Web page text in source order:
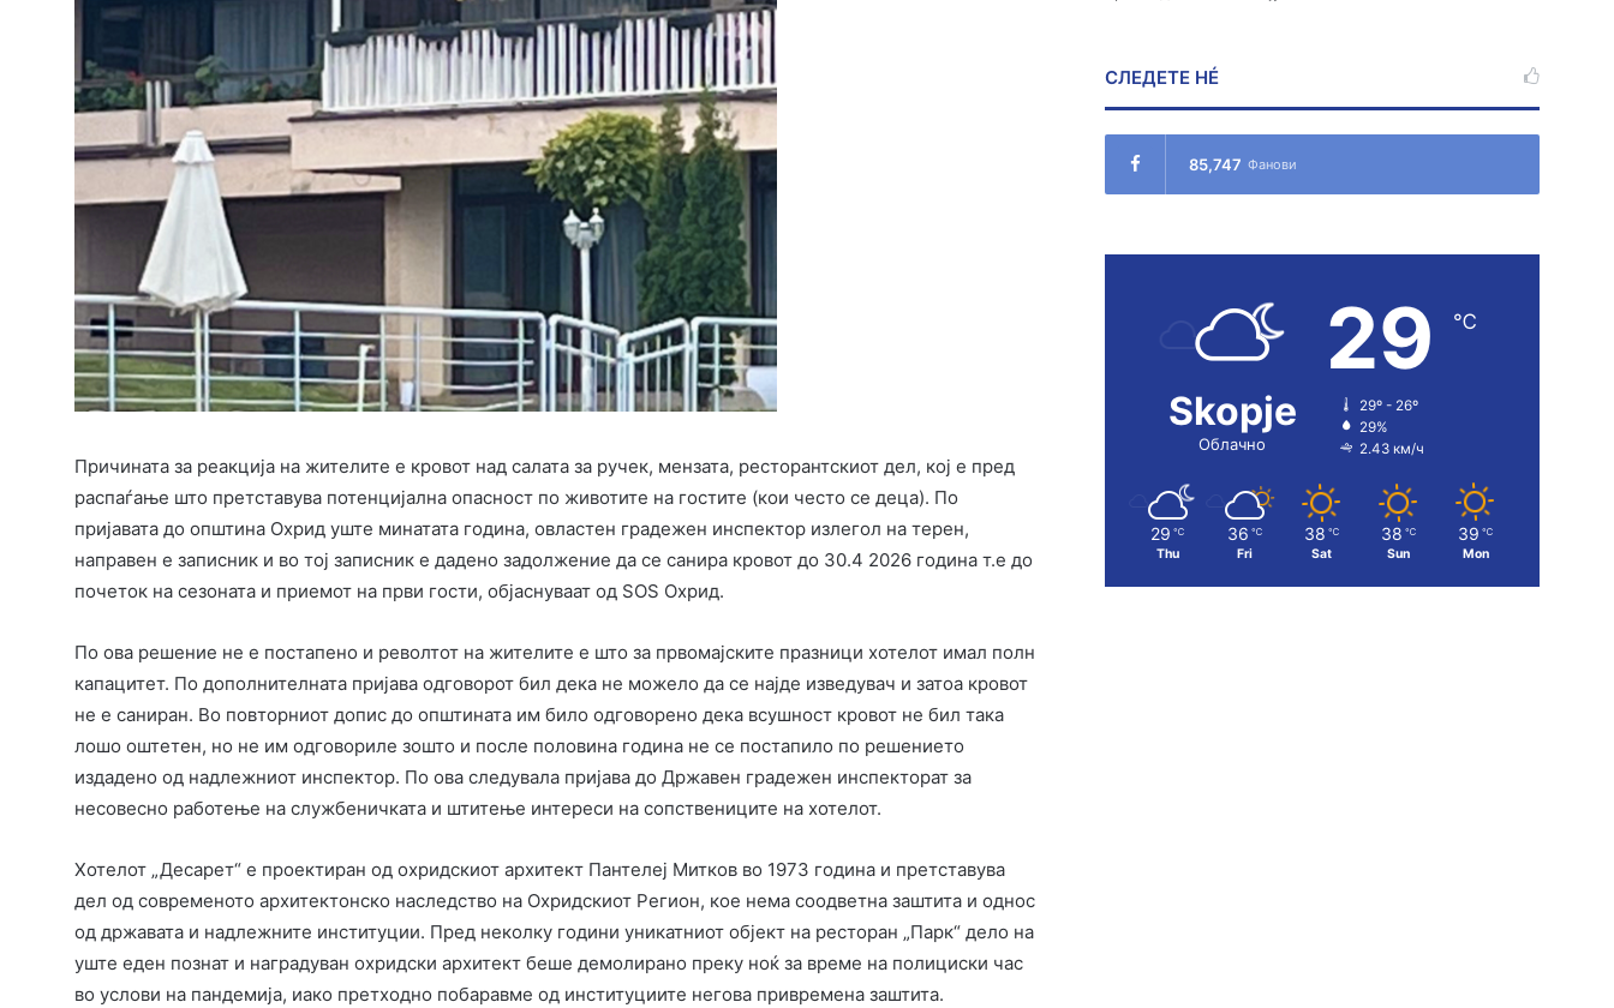
Причината за реакција на жителите е кровот над салата за ручек, мензата, ресторантскиот дел, кој е пред
распаѓање што претстaвува потенцијална опасност по животите на гостите (кои често се деца). По
пријавата до општина Охрид уште минатата година, овластен градежен инспектор излегол на терен,
направен е записник и во тој записник е дадено задолжение да се санира кровот до 30.4 2026 година т.е до
почеток на сезоната и приемот на први гости, објаснуваат од SOS Охрид.
По ова решение не е постапено и револтот на жителите е што за првомајските празници хотелот имал полн
капацитет. По дополнителната пријава одговорот бил дека не можело да се најде изведувач и затоа кровот
не е саниран. Во повторниот допис до општината им било одговорено дека всушност кровот не бил така
лошо оштетен, но не им одговориле зошто и после половина година не се постапило по решението
издадено од надлежниот инспектор. По ова следувала пријава до Државен градежен инспекторат за
несовесно работење на службеничката и штитење интереси на сопствениците на хотелот.
Хотелот „Десарет“ е проектиран од охридскиот архитект Пантелеј Митков во 1973 година и претставува
дел од современото архитектонско наследство на Охридскиот Регион, кое нема соодветна заштита и однос
од државата и надлежните институции. Пред неколку години уникатниот објект на ресторан „Парк“ дело на
уште еден познат и наградуван охридски архитект беше демолирано преку ноќ за време на полициски час
во услови на пандемија, иако претходно побаравме од институциите негова привремена заштита.
СЛЕДЕТЕ НÉ
85,747 Фанови
Skopje
Облачно
29 ℃
29º - 26º
29%
2.43 км/ч
29 ℃
Thu
36 ℃
Fri
38 ℃
Sat
38 ℃
Sun
39 ℃
Mon